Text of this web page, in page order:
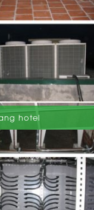
hotel